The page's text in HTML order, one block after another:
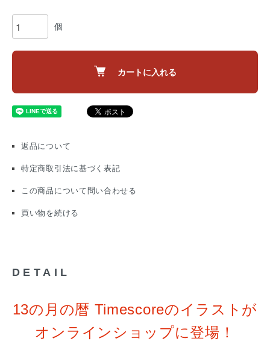
個
カートに入れる
返品について
特定商取引法に基づく表記
この商品について問い合わせる
買い物を続ける
DETAIL
13の月の暦 Timescoreのイラストが
オンラインショップに登場！